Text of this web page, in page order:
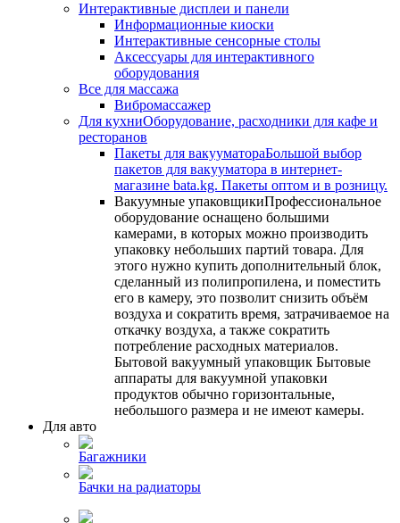
Интерактивные дисплеи и панели
Информационные киоски
Интерактивные сенсорные столы
Аксессуары для интерактивного
оборудования
Все для массажа
Вибромассажер
Для кухниОборудование, расходники для кафе и
ресторанов
Пакеты для вакууматораБольшой выбор
пакетов для вакууматора в интернет-
магазине bata.kg. Пакеты оптом и в розницу.
Вакуумные упаковщикиПрофессиональное
оборудование оснащено большими
камерами, в которых можно производить
упаковку небольших партий товара. Для
этого нужно купить дополнительный блок,
сделанный из полипропилена, и поместить
его в камеру, это позволит снизить объём
воздуха и сократить время, затрачиваемое на
откачку воздуха, а также сократить
потребление расходных материалов.
Бытовой вакуумный упаковщик Бытовые
аппараты для вакуумной упаковки
продуктов обычно горизонтальные,
небольшого размера и не имеют камеры.
Для авто
Багажники
Бачки на радиаторы